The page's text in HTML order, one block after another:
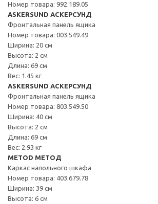
Номер товара: 992.189.05
ASKERSUND АСКЕРСУНД
Фронтальная панель ящика
Номер товара: 003.549.49
Ширина: 20 см
Высота: 2 см
Длина: 69 см
Вес: 1.45 кг
ASKERSUND АСКЕРСУНД
Фронтальная панель ящика
Номер товара: 803.549.50
Ширина: 40 см
Высота: 2 см
Длина: 69 см
Вес: 2.93 кг
METOD МЕТОД
Каркас напольного шкафа
Номер товара: 403.679.78
Ширина: 39 см
Высота: 6 см